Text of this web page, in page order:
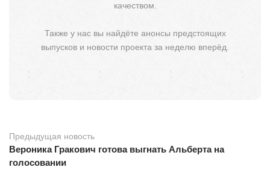
качеством.
Также у нас вы найдёте анонсы предстоящих
выпусков и новости проекта за неделю вперёд.
Предыдущая новость
Вероника Гракович готова выгнать Альберта на
голосовании